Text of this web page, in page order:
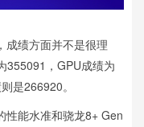
成绩方面并不是很理
355091，GPU成绩为
是266920。
性能水准和骁龙8+ Gen